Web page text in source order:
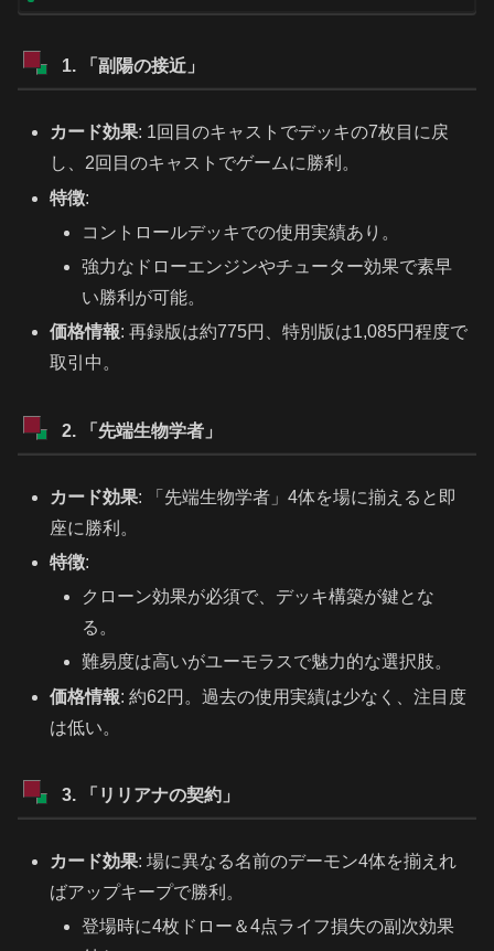
1. 「副陽の接近」
カード効果: 1回目のキャストでデッキの7枚目に戻
し、2回目のキャストでゲームに勝利。
特徴:
コントロールデッキでの使用実績あり。
強力なドローエンジンやチューター効果で素早
い勝利が可能。
価格情報: 再録版は約775円、特別版は1,085円程度で
取引中。
2. 「先端生物学者」
カード効果: 「先端生物学者」4体を場に揃えると即
座に勝利。
特徴:
クローン効果が必須で、デッキ構築が鍵とな
る。
難易度は高いがユーモラスで魅力的な選択肢。
価格情報: 約62円。過去の使用実績は少なく、注目度
は低い。
3. 「リリアナの契約」
カード効果: 場に異なる名前のデーモン4体を揃えれ
ばアップキープで勝利。
登場時に4枚ドロー＆4点ライフ損失の副次効果